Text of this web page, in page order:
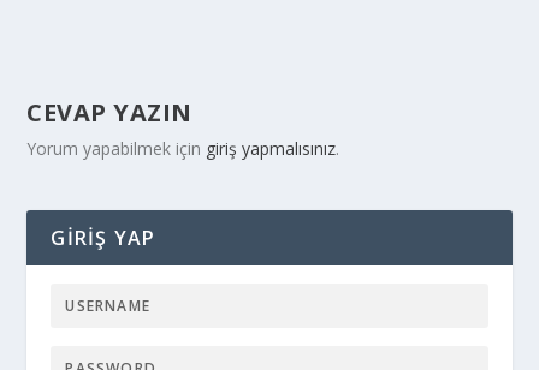
CEVAP YAZIN
Yorum yapabilmek için giriş yapmalısınız.
GIRIŞ YAP